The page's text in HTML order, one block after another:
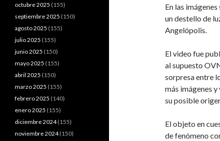
En las
un destello de
Angelópolis.
El video fue
al supuesto
sorpresa entre
más imágenes
su posible
El objeto en
de fenómeno
octubre 2025 (155)
septiembre 2025 (150)
agosto 2025 (155)
julio 2025 (155)
junio 2025 (150)
mayo 2025 (155)
abril 2025 (150)
marzo 2025 (155)
febrero 2025 (140)
enero 2025 (155)
diciembre 2024(155)
noviembre 2024(150)